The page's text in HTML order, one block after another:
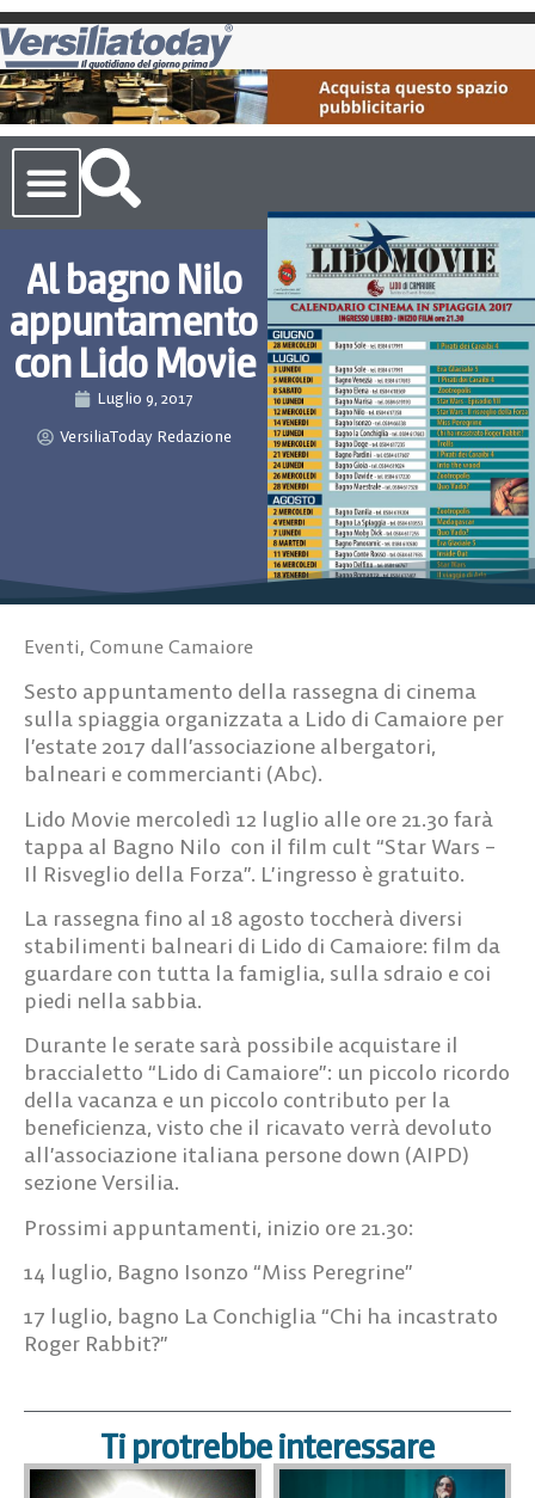
Al bagno Nilo
appuntamento
con Lido Movie
Luglio 9, 2017
VersiliaToday Redazione
Eventi, Comune Camaiore
Sesto appuntamento della rassegna di cinema
sulla spiaggia organizzata a Lido di Camaiore per
l’estate 2017 dall’associazione albergatori,
balneari e commercianti (Abc).
Lido Movie mercoledì 12 luglio alle ore 21.30 farà
tappa al Bagno Nilo con il film cult “Star Wars –
Il Risveglio della Forza”. L’ingresso è gratuito.
La rassegna fino al 18 agosto toccherà diversi
stabilimenti balneari di Lido di Camaiore: film da
guardare con tutta la famiglia, sulla sdraio e coi
piedi nella sabbia.
Durante le serate sarà possibile acquistare il
braccialetto “Lido di Camaiore”: un piccolo ricordo
della vacanza e un piccolo contributo per la
beneficienza, visto che il ricavato verrà devoluto
all’associazione italiana persone down (AIPD)
sezione Versilia.
Prossimi appuntamenti, inizio ore 21.30:
14 luglio, Bagno Isonzo “Miss Peregrine”
17 luglio, bagno La Conchiglia “Chi ha incastrato
Roger Rabbit?”
Ti protrebbe interessare